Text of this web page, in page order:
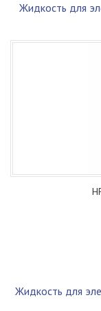
Жидкость для
Жидкость для